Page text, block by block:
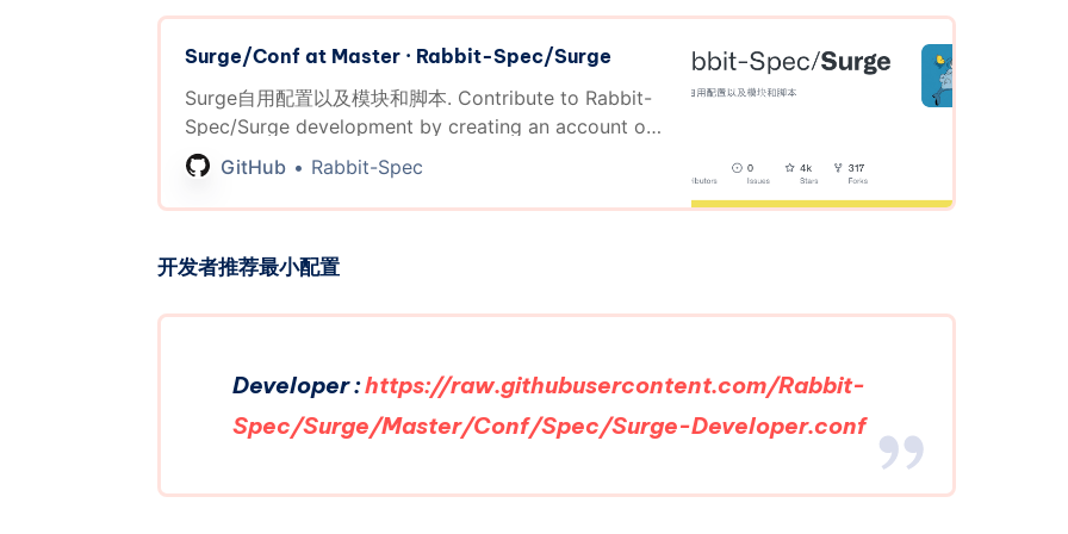
Surge/Conf at Master · Rabbit-Spec/Surge
Surge自用配置以及模块和脚本. Contribute to Rabbit-
Spec/Surge development by creating an account on
GitHub.GitHub Rabbit-Spec
开发者推荐最小配置
Developer :https://raw.githubusercontent.com/Rabbit-
Spec/Surge/Master/Conf/Spec/Surge-Developer.conf